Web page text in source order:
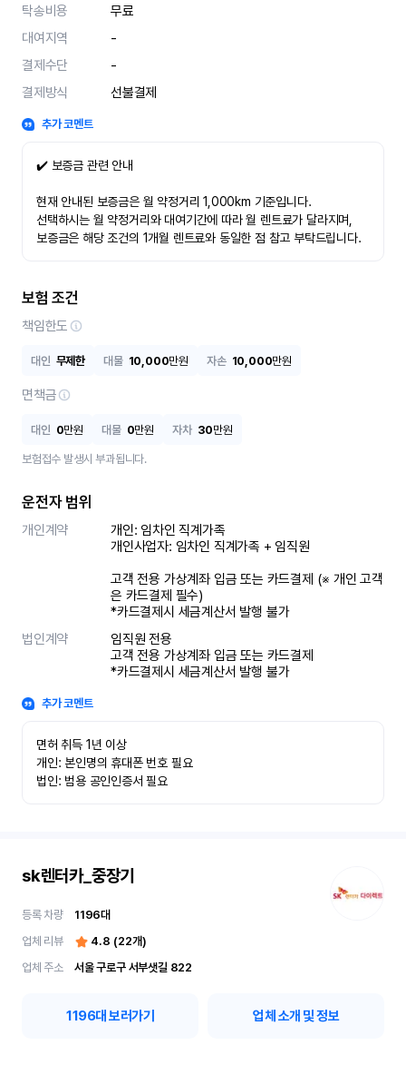
탁송비용
무료
대여지역
-
결제수단
-
결제방식
선불결제
추가 코멘트
✔️ 보증금 관련 안내
현재 안내된 보증금은 월 약정거리 1,000km 기준입니다.
선택하시는 월 약정거리와 대여기간에 따라 월 렌트료가 달라지며,
보증금은 해당 조건의 1개월 렌트료와 동일한 점 참고 부탁드립니다.
보험 조건
책임한도
대인 무제한 대물 10,000만원 자손 10,000만원
면책금
대인 0만원 대물 0만원 자차 30만원
보험접수 발생시 부과됩니다.
운전자 범위
개인계약
개인: 임차인 직계가족
개인사업자: 임차인 직계가족 + 임직원
고객 전용 가상계좌 입금 또는 카드결제 (※ 개인 고객
은 카드결제 필수)
*카드결제시 세금계산서 발행 불가
법인계약
임직원 전용
고객 전용 가상계좌 입금 또는 카드결제
*카드결제시 세금계산서 발행 불가
추가 코멘트
면허 취득 1년 이상
개인: 본인명의 휴대폰 번호 필요
법인: 범용 공인인증서 필요
sk렌터카_중장기
등록 차량 1196대
업체 리뷰
4.8 (22개)
업체 주소
서울 구로구 서부샛길 822
1196대 보러가기 업체 소개 및 정보